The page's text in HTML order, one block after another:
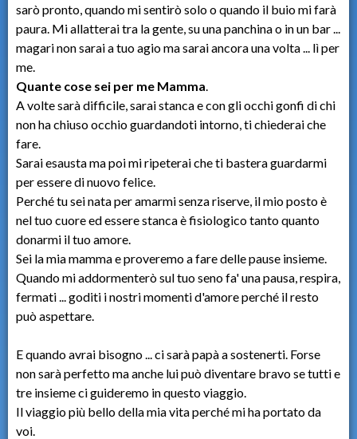
sarò pronto, quando mi sentirò solo o quando il buio mi farà
paura. Mi allatterai tra la gente, su una panchina o in un bar ...
magari non sarai a tuo agio ma sarai ancora una volta ... lì per
me.
Quante cose sei per me Mamma.
A volte sarà difficile, sarai stanca e con gli occhi gonfi di chi
non ha chiuso occhio guardandoti intorno, ti chiederai che
fare.
Sarai esausta ma poi mi ripeterai che ti bastera guardarmi
per essere di nuovo felice.
Perché tu sei nata per amarmi senza riserve, il mio posto è
nel tuo cuore ed essere stanca è fisiologico tanto quanto
donarmi il tuo amore.
Sei la mia mamma e proveremo a fare delle pause insieme.
Quando mi addormenterò sul tuo seno fa' una pausa, respira,
fermati ... goditi i nostri momenti d'amore perché il resto
può aspettare.
E quando avrai bisogno ... ci sarà papà a sostenerti. Forse
non sarà perfetto ma anche lui può diventare bravo se tutti e
tre insieme ci guideremo in questo viaggio.
Il viaggio più bello della mia vita perché mi ha portato da
voi.